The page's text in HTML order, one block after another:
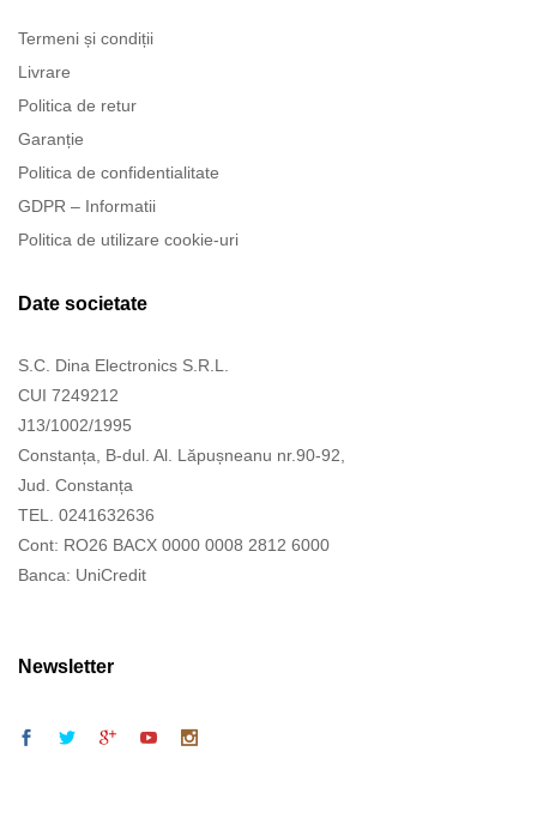
Termeni și condiții
Livrare
Politica de retur
Garanție
Politica de confidentialitate
GDPR – Informatii
Politica de utilizare cookie-uri
Date societate
S.C. Dina Electronics S.R.L.
CUI 7249212
J13/1002/1995
Constanța, B-dul. Al. Lăpușneanu nr.90-92,
Jud. Constanța
TEL. 0241632636
Cont: RO26 BACX 0000 0008 2812 6000
Banca: UniCredit
Newsletter